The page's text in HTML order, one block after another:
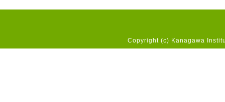
Copyright (c) Kanagawa